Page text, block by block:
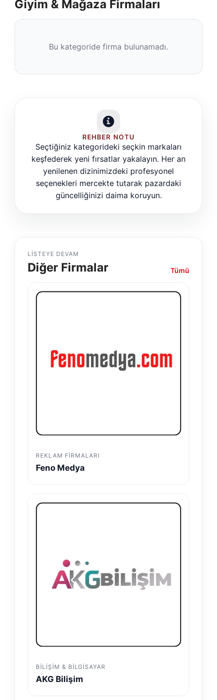
Giyim & Mağaza Firmaları
Bu kategoride firma bulunamadı.
REHBER NOTU
Seçtiğiniz kategorideki seçkin markaları
keşfederek yeni fırsatlar yakalayın. Her an
yenilenen dizinimizdeki profesyonel
seçenekleri mercekte tutarak pazardaki
güncelliğinizi daima koruyun.
LISTEYE DEVAM
Diğer Firmalar Tümü
REKLAM FIRMALARI
Feno Medya
BILIŞIM & BILGISAYAR
AKG Bilişim